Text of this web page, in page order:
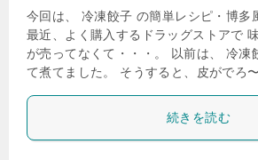
今回は、 冷凍餃子 の簡単レシピ・博多
最近、よく購入するドラッグストアで
が売ってなくて・・・。 以前は、 冷凍
て煮てました。 そうすると、皮がでろ
続きを読む